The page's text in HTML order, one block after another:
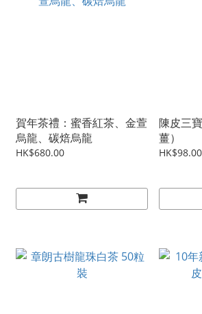
賀年茶禮：蜜香紅茶、金萱
烏龍、碳焙烏龍
HK$680.00
陳皮三
薑）
HK$98.00